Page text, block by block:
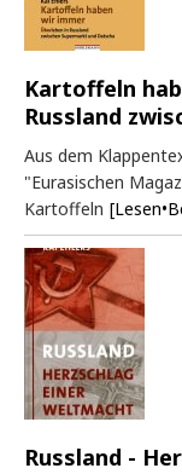
Kartoffeln
Russland
Aus dem
"Eurasischen
Kartoffeln
Russland -